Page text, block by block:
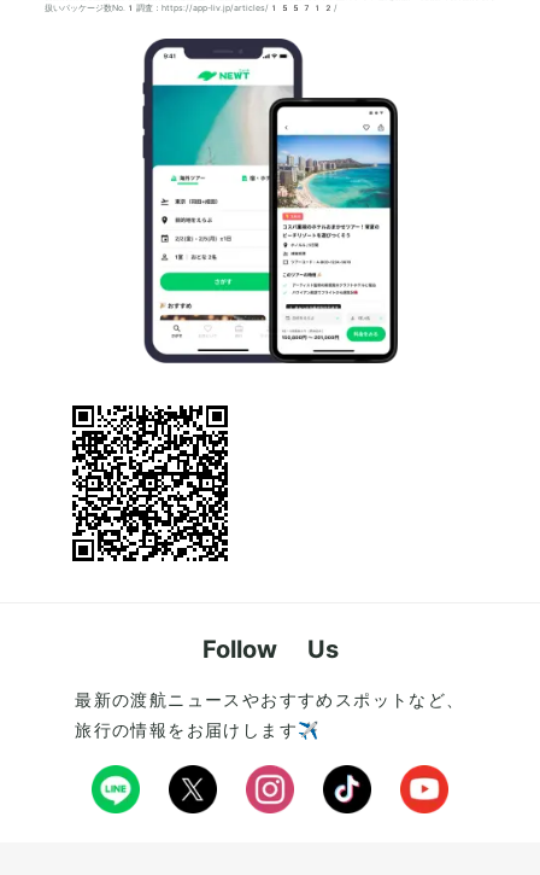
扱いパッケージ数No.1調査：https://app-liv.jp/articles/155712/
Follow Us
最新の渡航ニュースやおすすめスポットなど、
旅行の情報をお届けします✈️